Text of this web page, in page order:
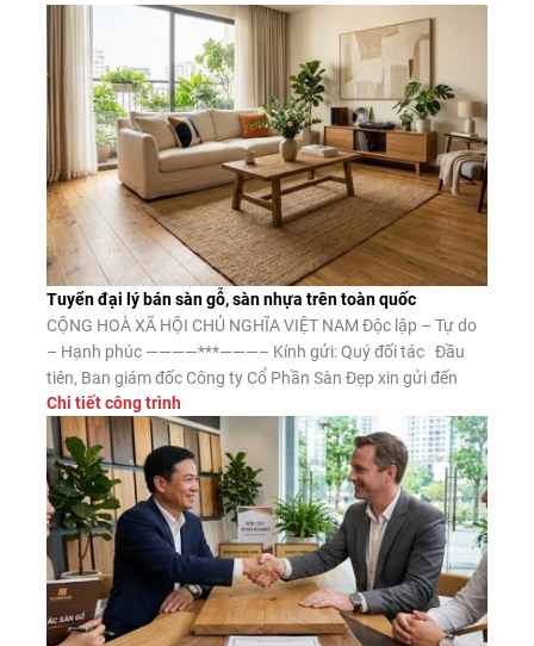
Tuyển đại lý bán sàn gỗ, sàn nhựa trên toàn quốc
CỘNG HOÀ XÃ HỘI CHỦ NGHĨA VIỆT NAM Độc lập – Tự do
– Hạnh phúc ————***———– Kính gửi: Quý đối tác Đầu
tiên, Ban giám đốc Công ty Cổ Phần Sàn Đẹp xin gửi đến
Quý đối tác lời chào trân trọng, lời chúc may mắn và thành
công. Công ty CP Sàn […]
Chi tiết công trình